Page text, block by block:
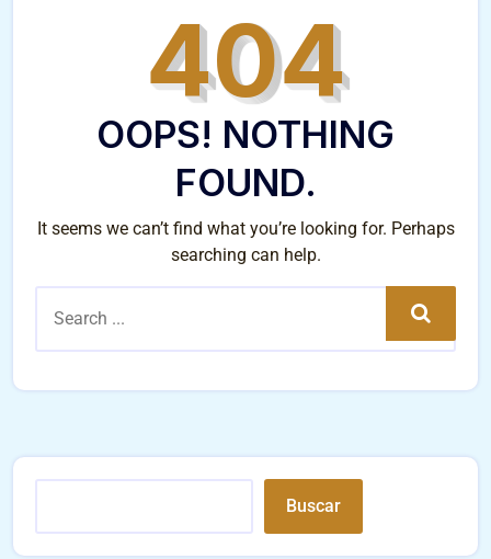
404
OOPS! NOTHING
FOUND.
It seems we can’t find what you’re looking for. Perhaps
searching can help.
Search
Buscar